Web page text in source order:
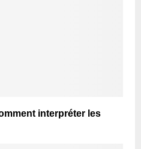
interpréter les